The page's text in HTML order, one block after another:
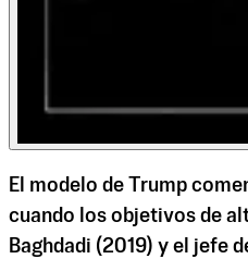
El modelo de Trump
cuando los objetivos de
Baghdadi (2019) y el jefe